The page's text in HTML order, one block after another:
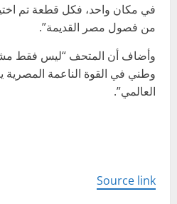
في مكان واحد، فكل قطعة تم
من فصول مصر القديمة”.
وأضاف أن المتحف “ليس فقط
وطني في القوة الناعمة المصرية
العالمي”.
Source link